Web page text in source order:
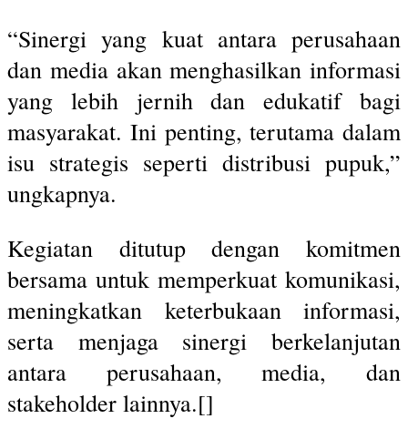
“Sinergi yang kuat antara perusahaan
dan media akan menghasilkan informasi
yang lebih jernih dan edukatif bagi
masyarakat. Ini penting, terutama dalam
isu strategis seperti distribusi pupuk,”
ungkapnya.
Kegiatan ditutup dengan komitmen
bersama untuk memperkuat komunikasi,
meningkatkan keterbukaan informasi,
serta menjaga sinergi berkelanjutan
antara perusahaan, media, dan
stakeholder lainnya.[]